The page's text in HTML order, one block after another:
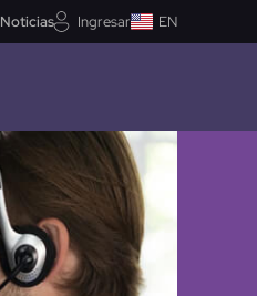
Noticias Ingresar EN